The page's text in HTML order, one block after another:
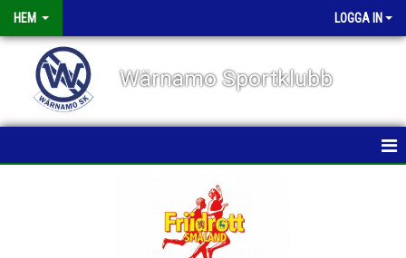
HEM LOGGA IN
Wärnamo Sportklubb